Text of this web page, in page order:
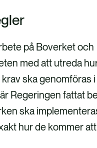
på Boverket och
med att utreda
ska genomföras i
Regeringen fattat
ska
hur de kommer